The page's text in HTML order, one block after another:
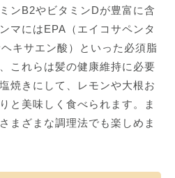
ンB2やビタミンDが豊富に含
マにはEPA（エイコサペンタ
キサエン酸）といった必須脂
これらは髪の健康維持に必要
焼きにして、レモンや大根お
と美味しく食べられます。ま
まざまな調理法でも楽しめま